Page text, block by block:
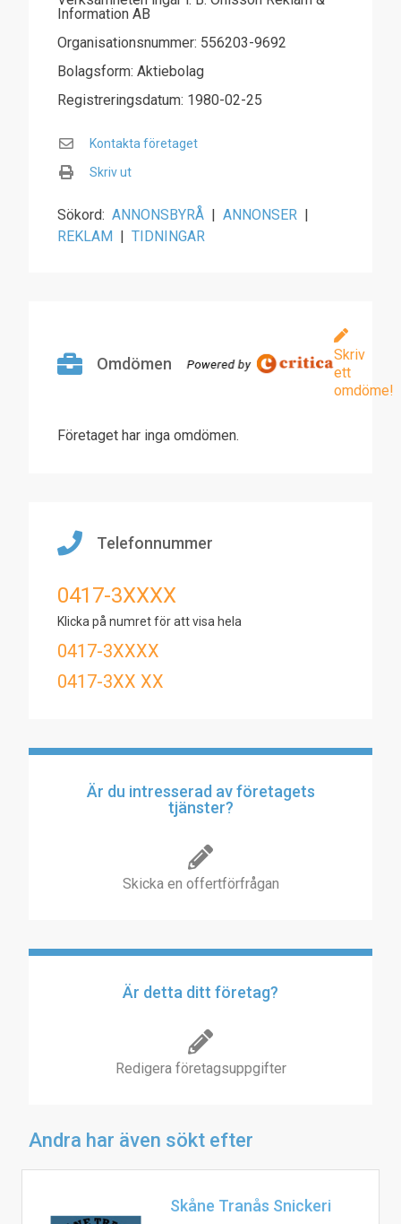
Information AB
Organisationsnummer: 556203-9692
Bolagsform: Aktiebolag
Registreringsdatum: 1980-02-25
Kontakta företaget
Skriv ut
Sökord: ANNONSBYRÅ | ANNONSER |
REKLAM | TIDNINGAR
Omdömen
Skriv
ett
omdöme!
Företaget har inga omdömen.
Telefonnummer
0417-3XXXX
Klicka på numret för att visa hela
0417-3XXXX
0417-3XX XX
Är du intresserad av företagets
tjänster?
Skicka en offertförfrågan
Är detta ditt företag?
Redigera företagsuppgifter
Andra har även sökt efter
Skåne Tranås Snickeri